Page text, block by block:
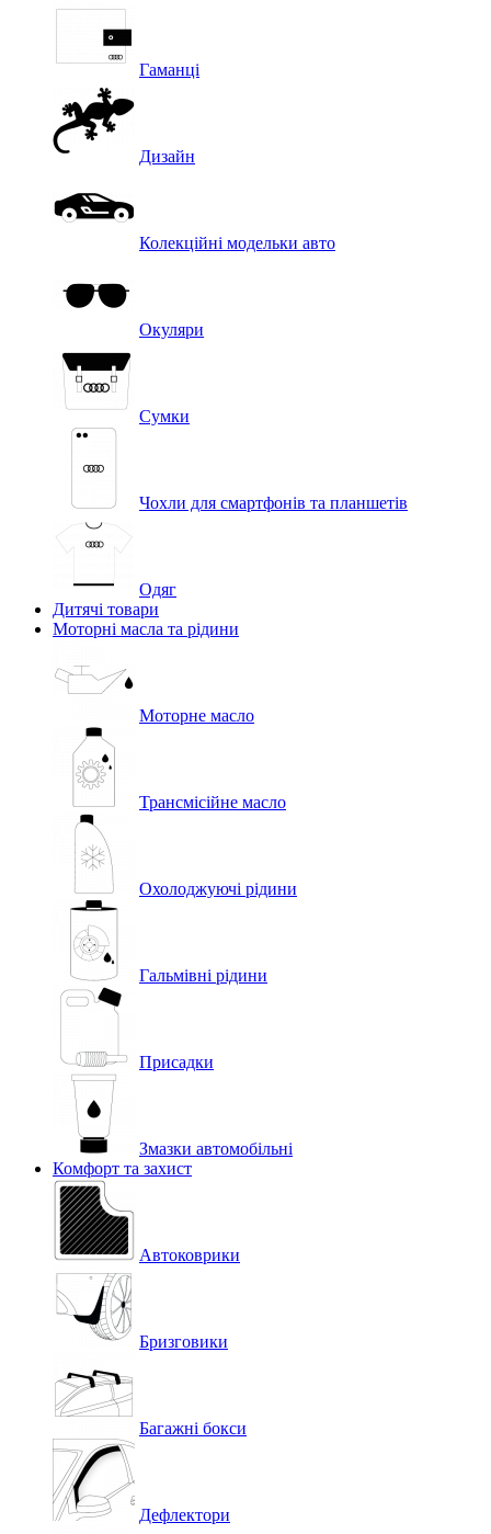
Гаманці
Дизайн
Колекційні модельки авто
Окуляри
Сумки
Чохли для смартфонів та планшетів
Одяг
Дитячі товари
Моторні масла та рідини
Моторне масло
Трансмісійне масло
Охолоджуючі рідини
Гальмівні рідини
Присадки
Змазки автомобільні
Комфорт та захист
Автоковрики
Бризговики
Багажні бокси
Дефлектори